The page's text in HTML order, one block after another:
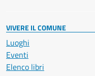
VIVERE IL COMUNE
Luoghi
Eventi
Elenco libri